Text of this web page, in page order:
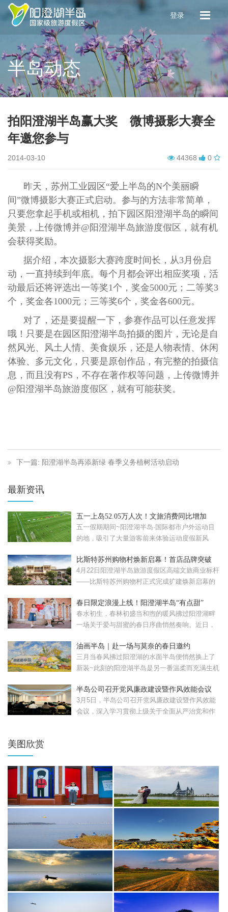
登录
半岛动态
拍阳澄湖半岛赢大奖 微博摄影大赛全
年邀您参与
2014-03-10 44368 0
昨天，苏州工业园区“爱上半岛的N个美丽瞬
间”微博摄影大赛正式启动。参与的方法非常简单，
只要您拿起手机或相机，拍下园区阳澄湖半岛的瞬间
美景，上传微博并@ 阳澄湖半岛旅游度假区，就有机
会获得奖励。
据介绍，本次摄影大赛跨度时间长，从3月份启
动，一直持续到年底。每个月都会评出相应奖项，活
动最后还将评选出一等奖1个，奖金5000元；二等奖3
个，奖金各1000元；三等奖6个，奖金各600元。
对了，还是要提醒一下，参赛作品可以任意发挥
哦！只要是在园区阳澄湖半岛拍摄的图片，无论是自
然风光、风土人情、美食娱乐，还是人物表情、休闲
体验、多元文化，只要是原创作品，有完整的拍摄信
息，而且没有PS ，不存在著作权等问题，上传微博并
@ 阳澄湖半岛旅游度假区，就有可能获奖。
下一篇: 阳澄湖半岛再添新绿 春季义务植树活动启动
最新资讯
五一上岛52.05万人次！文旅消费同比增加
57.08%！
五一假期期间~阳澄湖半岛·国际都市户外运动目
的地，吸引了大量游客前来体验运动度假新风
比斯特苏州购物村焕新启幕！首店品牌突破
120家
4月22日阳澄湖半岛旅游度假区高端文旅商业标杆
——比斯特苏州购物村正式完成扩建焕新启幕的
春日限定浪漫上线！阳澄湖半岛“有点甜”
春水初生，春林初盛当和煦的暖风拂过阳澄湖畔
一场关于爱与甜蜜的春日序曲悄然奏响。近日，
油画半岛｜赴一场与莫奈的春日邀约
三月当春风拂过阳澄湖的水面半岛便悄然换上了
新装~此刻的阳澄湖半岛是另一番温柔而充满生机
半岛公司召开党风廉政建设暨作风效能会议
3月5日，半岛公司召开党风廉政建设暨作风效能
会议，深入学习贯彻上级关于全面从严治党和作
美图欣赏